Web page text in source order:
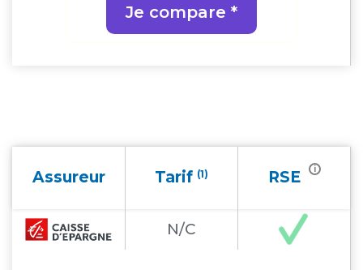
Je compare *
Assureur Tarif (1) RSE i
N/C